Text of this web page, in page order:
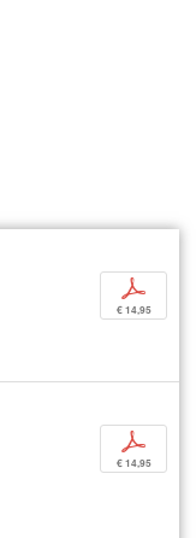
p
€ 14,95
p
€ 14,95